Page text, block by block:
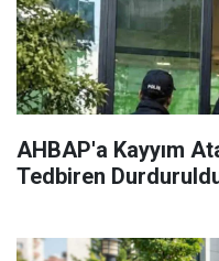
AHBAP'a Kayyım
Tedbiren